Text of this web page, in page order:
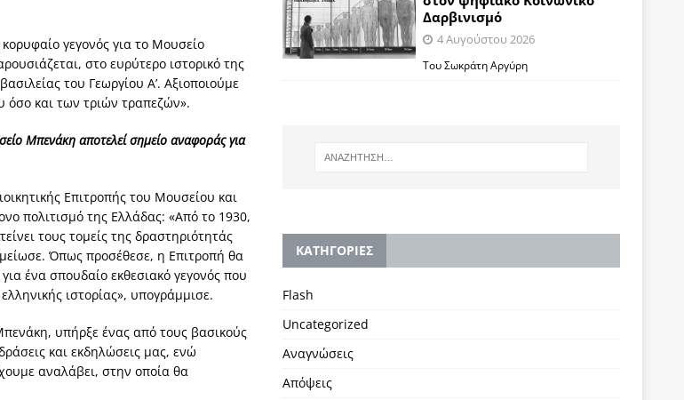
γεγονός για το Μουσείο
στο ευρύτερο ιστορικό της
του Γεωργίου Α’. Αξιοποιούμε
όσο και των τριών τραπεζών».
Μπενάκη αποτελεί σημείο αναφοράς για
Επιτροπής του Μουσείου και
πολιτισμό της Ελλάδας: «Από το 1930,
τους τομείς της δραστηριότητάς
Όπως προσέθεσε, η Επιτροπή θα
ένα σπουδαίο εκθεσιακό γεγονός που
ιστορίας», υπογράμμισε.
υπήρξε ένας από τους βασικούς
και εκδηλώσεις μας, ενώ
αναλάβει, στην οποία θα
Δαρβινισμό
4 Αυγούστου 2026
Του Σωκράτη Αργύρη
KΑΤΗΓΟΡΙΕΣ
Flash
Uncategorized
Αναγνώσεις
Απόψεις